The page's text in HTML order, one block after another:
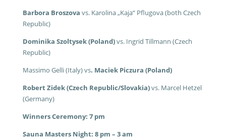
Barbora Broszova vs. Karolina „Kaja“ Pflugova (both Czech
Republic)
Dominika Szoltysek (Poland)vs. Ingrid Tillmann (Czech
Republic)
Massimo Gelli (Italy) vs. Maciek Piczura (Poland)
Robert Zidek (Czech Republic/Slovakia)vs. Marcel Hetzel
(Germany)
Winners Ceremony: 7 pm
Sauna Masters Night: 8 pm – 3 am